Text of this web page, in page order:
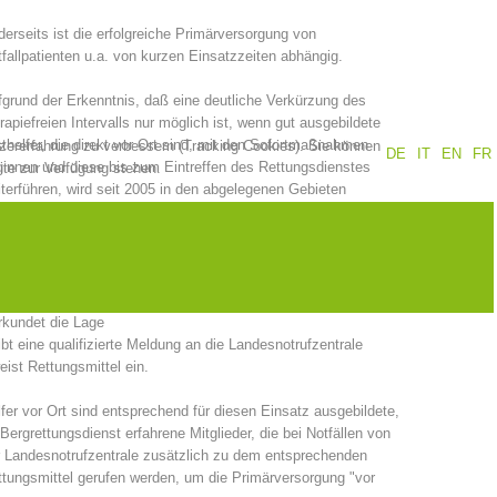
Jahresberichte
Ausbildung
Prävention PEER
ist die erfolgreiche Primärversorgung von
u.a. von kurzen Einsatzzeiten abhängig.
der Erkenntnis, daß eine deutliche Verkürzung des
Intervalls nur möglich ist, wenn gut ausgebildete
die direkt vor Ort sind, mit den Sofortmaßnahmen
und diese bis zum Eintreffen des Rettungsdienstes
wird seit 2005 in den abgelegenen Gebieten
die Lage
eine qualifizierte Meldung an die Landesnotrufzentrale
Rettungsmittel ein.
vor Ort sind entsprechend für diesen Einsatz ausgebildete,
erfahrene Mitglieder, die bei Notfällen von
Landesnotrufzentrale zusätzlich zu dem entsprechenden
gerufen werden, um die Primärversorgung "vor
DE
IT EN FR
zu verbessern (Tracking Cookies). Sie können
zur Verfügung stehen.